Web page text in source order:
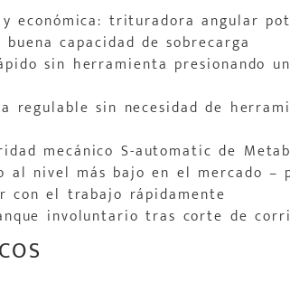
y económica: trituradora angular
capacidad de sobrecarga
sin herramienta presionando
regulable sin necesidad de
mecánico S-automatic de
al nivel más bajo en el mercado –
con el trabajo rápidamente
involuntario tras corte de